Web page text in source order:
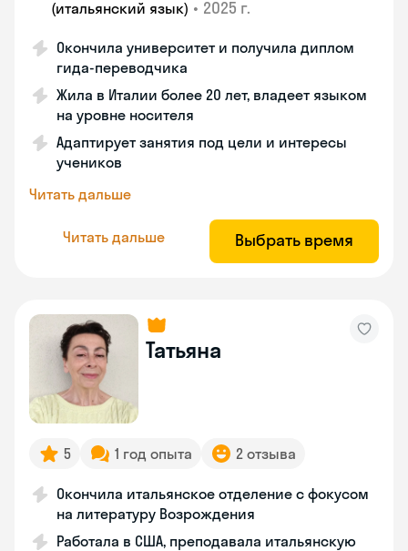
(итальянский язык) • 2025 г.
Окончила университет и получила диплом
гида-переводчика
Жила в Италии более 20 лет, владеет языком
на уровне носителя
Адаптирует занятия под цели и интересы
учеников
Читать дальше
Читать дальше Выбрать время
Татьяна
5 1 год опыта 2 отзыва
Окончила итальянское отделение с фокусом
на литературу Возрождения
Работала в США, преподавала итальянскую